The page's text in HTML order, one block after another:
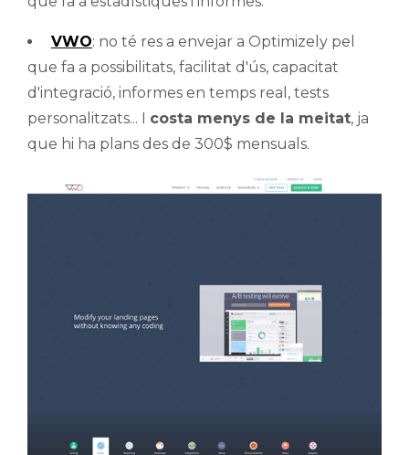
VWO: no té res a envejar a Optimizely pel
que fa a possibilitats, facilitat d'ús, capacitat
d'integració, informes en temps real, tests
personalitzats... I costa menys de la meitat, ja
que hi ha plans des de 300$ mensuals.